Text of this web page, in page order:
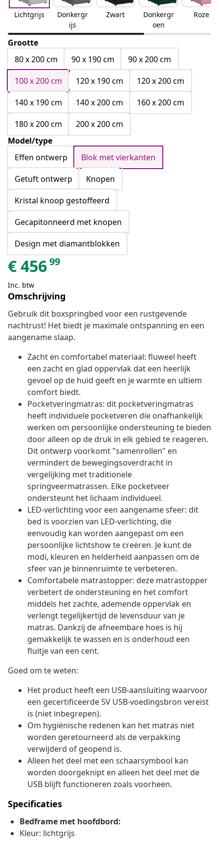
Lichtgrijs
Donkergr
ijs
Zwart
Donkergr
oen
Roze
Grootte
80 x 200 cm
90 x 190 cm
90 x 200 cm
100 x 200 cm
120 x 190 cm
120 x 200 cm
140 x 190 cm
140 x 200 cm
160 x 200 cm
180 x 200 cm
200 x 200 cm
Model/type
Effen ontwerp
Blok met vierkanten
Getuft ontwerp
Knopen
Kristal knoop gestoffeerd
Gecapitonneerd met knopen
Design met diamantblokken
€45699
Inc. btw
Omschrijving
Gebruik dit boxspringbed voor een rustgevende
nachtrust! Het biedt je maximale ontspanning en een
aangename slaap.
Zacht en comfortabel materiaal: fluweel heeft
een zacht en glad oppervlak dat een heerlijk
gevoel op de huid geeft en je warmte en ultiem
comfort biedt.
Pocketveringmatras: dit pocketveringmatras
heeft individuele pocketveren die onafhankelijk
werken om persoonlijke ondersteuning te bieden
door alleen op de druk in elk gebied te reageren.
Dit ontwerp voorkomt "samenrollen" en
vermindert de bewegingsoverdracht in
vergelijking met traditionele
springveermatrassen. Elke pocketveer
ondersteunt het lichaam individueel.
LED-verlichting voor een aangename sfeer: dit
bed is voorzien van LED-verlichting, die
eenvoudig kan worden aangepast om een
persoonlijke lichtshow te creëren. Je kunt de
modi, kleuren en helderheid aanpassen om de
sfeer van je binnenruimte te verbeteren.
Comfortabele matrastopper: deze matrastopper
verbetert de ondersteuning en het comfort
middels het zachte, ademende oppervlak en
verlengt tegelijkertijd de levensduur van je
matras. Dankzij de afneembare hoes is hij
gemakkelijk te wassen en is onderhoud een
fluitje van een cent.
Goed om te weten:
Het product heeft een USB-aansluiting waarvoor
een gecertificeerde 5V USB-voedingsbron vereist
is (niet inbegrepen).
Om hygiënische redenen kan het matras niet
worden geretourneerd als de verpakking
verwijderd of geopend is.
Alleen het deel met een schaarsymbool kan
worden doorgeknipt en alleen het deel met de
USB blijft functioneren zoals voorheen.
Specificaties
Bedframe met hoofdbord:
Kleur: lichtgrijs